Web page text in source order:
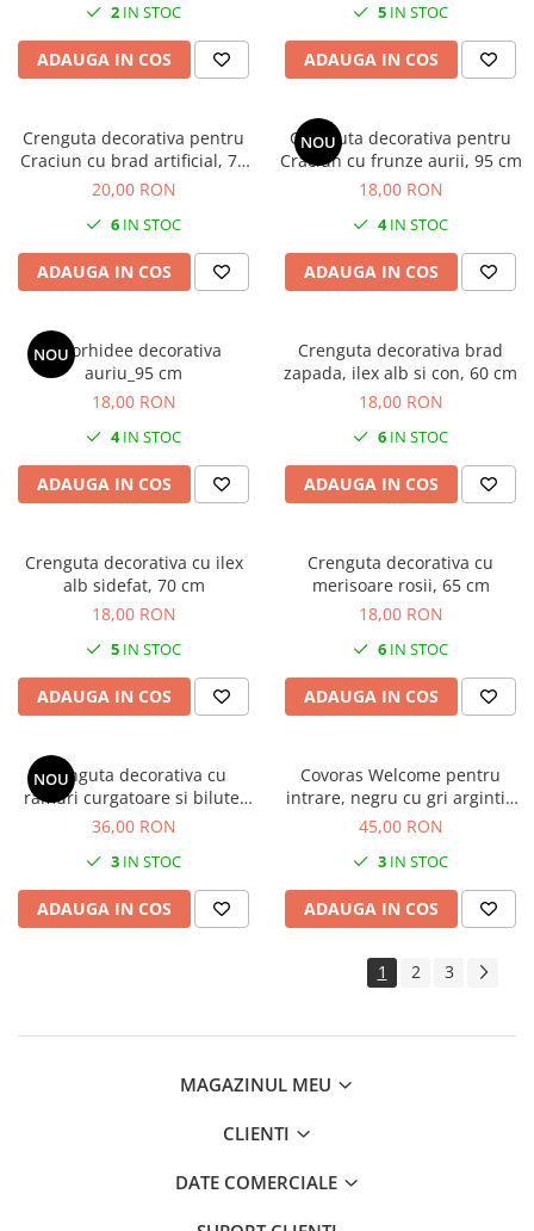
2 IN STOC
ADAUGA IN COS
5 IN STOC
ADAUGA IN COS
Crenguta decorativa pentru
Craciun cu brad artificial, 76
cm, 5 ramuri
20,00 RON
6 IN STOC
ADAUGA IN COS
NOU
Crenguta decorativa pentru
Craciun cu frunze aurii, 95 cm
18,00 RON
4IN STOC
ADAUGA IN COS
NOU
Fir orhidee decorativa
auriu_95 cm
18,00 RON
4IN STOC
ADAUGA IN COS
Crenguta decorativa brad
zapada, ilex alb si con, 60 cm
18,00 RON
6 IN STOC
ADAUGA IN COS
Crenguta decorativa cu ilex
alb sidefat, 70 cm
18,00 RON
5 IN STOC
ADAUGA IN COS
Crenguta decorativa cu
merisoare rosii, 65 cm
18,00 RON
6 IN STOC
ADAUGA IN COS
NOU
Crenguta decorativa cu
ramuri curgatoare si bilute,
alb irizat, 100 cm
36,00 RON
3 IN STOC
ADAUGA IN COS
Covoras Welcome pentru
intrare, negru cu gri argintiu
45x75 cm
45,00 RON
3 IN STOC
ADAUGA IN COS
1 2 3
MAGAZINUL MEU
CLIENTI
DATE COMERCIALE